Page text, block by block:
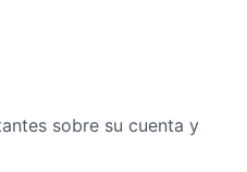
sobre su cuenta y